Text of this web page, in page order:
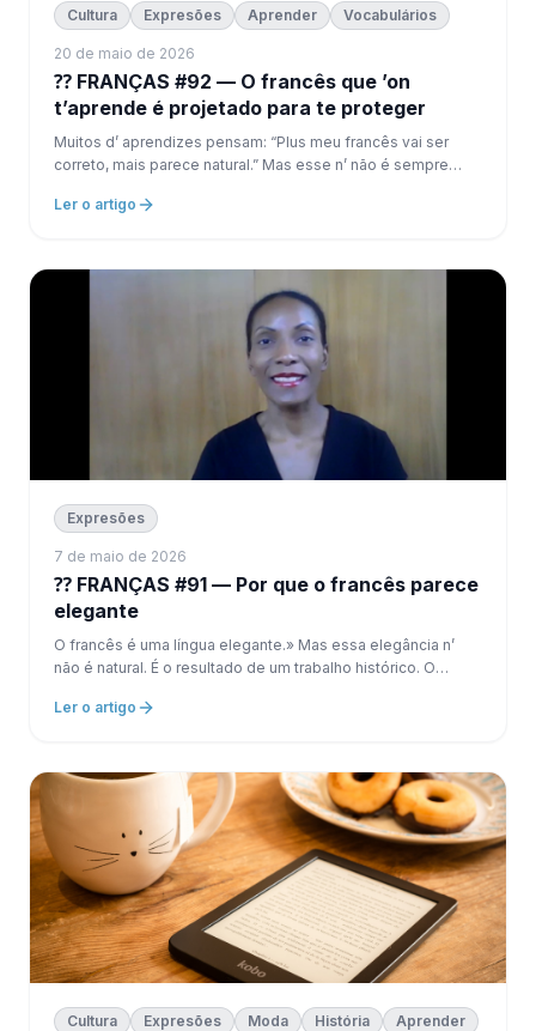
Cultura Expresões Aprender Vocabulários
20 de maio de 2026
⁇ FRANÇAS #92 — O francês que ’on
t’aprende é projetado para te proteger
Muitos d’ aprendizes pensam: “Plus meu francês vai ser
correto, mais parece natural.” Mas esse n’ não é sempre
Ler o artigo
Expresões
7 de maio de 2026
⁇ FRANÇAS #91 — Por que o francês parece
elegante
O francês é uma língua elegante.» Mas essa elegância n’
não é natural. É o resultado de um trabalho histórico. O
Ler o artigo
Cultura Expresões Moda História
Aprender